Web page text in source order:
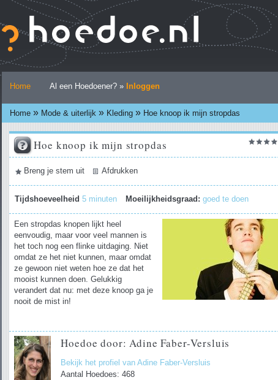
naar
inhoud.
Ga
naar
navigatie
Home Al een Hoedoener? » Inloggen
Home » Mode & uiterlijk » Kleding » Hoe knoop ik mijn stropdas
Hoe knoop ik mijn stropdas
Document
Breng je stem uit Afdrukken
Tijdshoeveelheid 5 minuten Moeilijkheidsgraad: goed te doen
Een stropdas knopen lijkt heel
eenvoudig, maar voor veel mannen is
het toch nog een flinke uitdaging. Niet
omdat ze het niet kunnen, maar omdat
ze gewoon niet weten hoe ze dat het
mooist kunnen doen. Gelukkig
verandert dat nu: met deze knoop ga je
nooit de mist in!
Hoedoe door: Adine Faber-Versluis
Bekijk het profiel van Adine Faber-Versluis
Aantal Hoedoes: 468